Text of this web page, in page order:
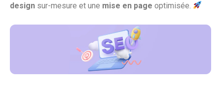
design sur-mesure et une mise en page optimisée.